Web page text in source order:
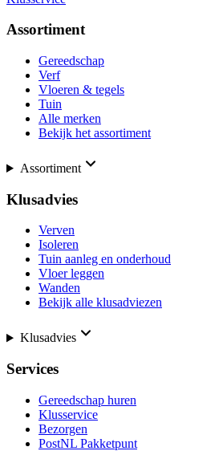
Assortiment
Gereedschap
Verf
Vloeren & tegels
Tuin
Alle merken
Bekijk het assortiment
Assortiment
Klusadvies
Verven
Isoleren
Tuin aanleg en onderhoud
Vloer leggen
Wanden
Bekijk alle klusadviezen
Klusadvies
Services
Gereedschap huren
Klusservice
Bezorgen
PostNL Pakketpunt